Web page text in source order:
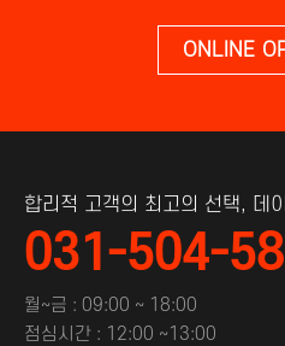
ONLINE
합리적 고객의 최고의 선택, 데
031-504-
월~금 : 09:00 ~ 18:00
점심시간 : 12:00 ~13:00